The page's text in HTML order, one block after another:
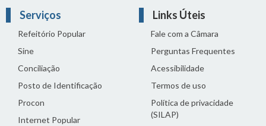
Serviços
Refeitório Popular
Sine
Conciliação
Posto de Identificação
Procon
Internet Popular
Links Úteis
Fale com a Câmara
Perguntas Frequentes
Acessibilidade
Termos de uso
Política de privacidade
(SILAP)